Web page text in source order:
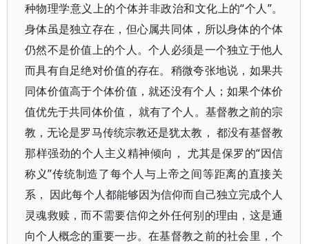
种物理学意义上的个体并非政治和文化上的“个人”。
身体虽是独立存在，但心属共同体，所以身体的个体
仍然不是价值上的个人。个人必须是一个独立于他人
而具有自足绝对价值的存在。稍微夸张地说，如果共
同体价值高于个体价值，就还没有个人；如果个体价
值优先于共同体价值， 就有了个人。基督教之前的宗
教，无论是罗马传统宗教还是犹太教， 都没有基督教
那样强劲的个人主义精神倾向， 尤其是保罗的“因信
称义”传统制造了每个人与上帝之间等距离的直接关
系， 因此每个人都能够因为信仰而自己独立完成个人
灵魂救赎，而不需要信仰之外任何别的理由，这是通
向个人概念的重要一步。在基督教之前的社会里，个